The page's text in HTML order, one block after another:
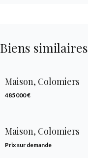
Biens similaires
Maison, Colomiers
485 000 €
Maison, Colomiers
Prix sur demande